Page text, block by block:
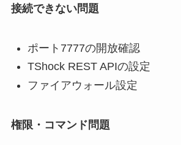
接続できない問題
ポート7777の開放確認
TShock REST APIの設定
ファイアウォール設定
権限・コマンド問題